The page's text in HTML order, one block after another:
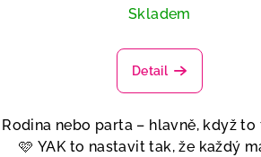
Skladem
Detail
Rodina nebo parta – hlavně, když to
🩷 YAK to nastavit tak, že každý